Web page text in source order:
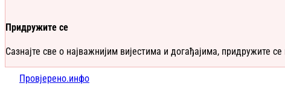
Придружите се
Сазнајте све о најважнијим вијестима и догађајима, придружите
Провјерено.инфо